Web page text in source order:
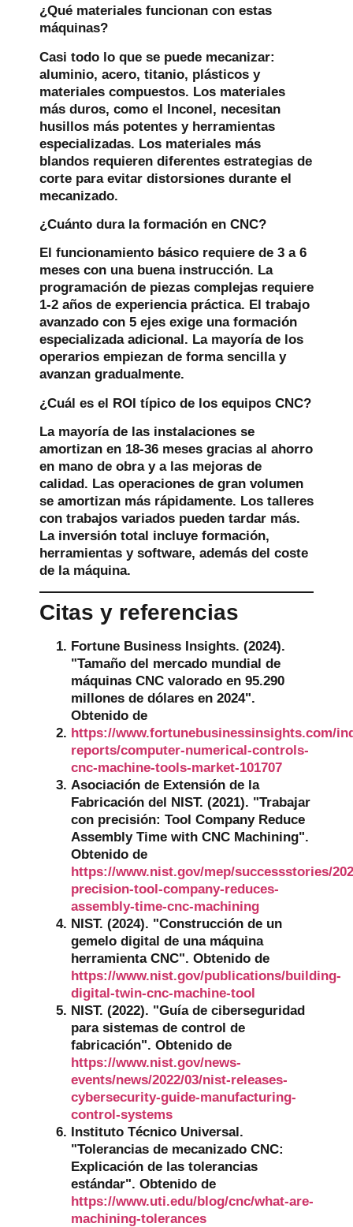
¿Qué materiales funcionan con estas
máquinas?
Casi todo lo que se puede mecanizar:
aluminio, acero, titanio, plásticos y
materiales compuestos. Los materiales
más duros, como el Inconel, necesitan
husillos más potentes y herramientas
especializadas. Los materiales más
blandos requieren diferentes estrategias de
corte para evitar distorsiones durante el
mecanizado.
¿Cuánto dura la formación en CNC?
El funcionamiento básico requiere de 3 a 6
meses con una buena instrucción. La
programación de piezas complejas requiere
1-2 años de experiencia práctica. El trabajo
avanzado con 5 ejes exige una formación
especializada adicional. La mayoría de los
operarios empiezan de forma sencilla y
avanzan gradualmente.
¿Cuál es el ROI típico de los equipos CNC?
La mayoría de las instalaciones se
amortizan en 18-36 meses gracias al ahorro
en mano de obra y a las mejoras de
calidad. Las operaciones de gran volumen
se amortizan más rápidamente. Los talleres
con trabajos variados pueden tardar más.
La inversión total incluye formación,
herramientas y software, además del coste
de la máquina.
Citas y referencias
Fortune Business Insights. (2024).
"Tamaño del mercado mundial de
máquinas CNC valorado en 95.290
millones de dólares en 2024".
Obtenido de
https://www.fortunebusinessinsights.com/
reports/computer-numerical-controls-
cnc-machine-tools-market-101707
Asociación de Extensión de la
Fabricación del NIST. (2021). "Trabajar
con precisión: Tool Company Reduce
Assembly Time with CNC Machining".
Obtenido de
https://www.nist.gov/mep/successstories/
precision-tool-company-reduces-
assembly-time-cnc-machining
NIST. (2024). "Construcción de un
gemelo digital de una máquina
herramienta CNC". Obtenido de
https://www.nist.gov/publications/building-
digital-twin-cnc-machine-tool
NIST. (2022). "Guía de ciberseguridad
para sistemas de control de
fabricación". Obtenido de
https://www.nist.gov/news-
events/news/2022/03/nist-releases-
cybersecurity-guide-manufacturing-
control-systems
Instituto Técnico Universal.
"Tolerancias de mecanizado CNC:
Explicación de las tolerancias
estándar". Obtenido de
https://www.uti.edu/blog/cnc/what-are-
machining-tolerances